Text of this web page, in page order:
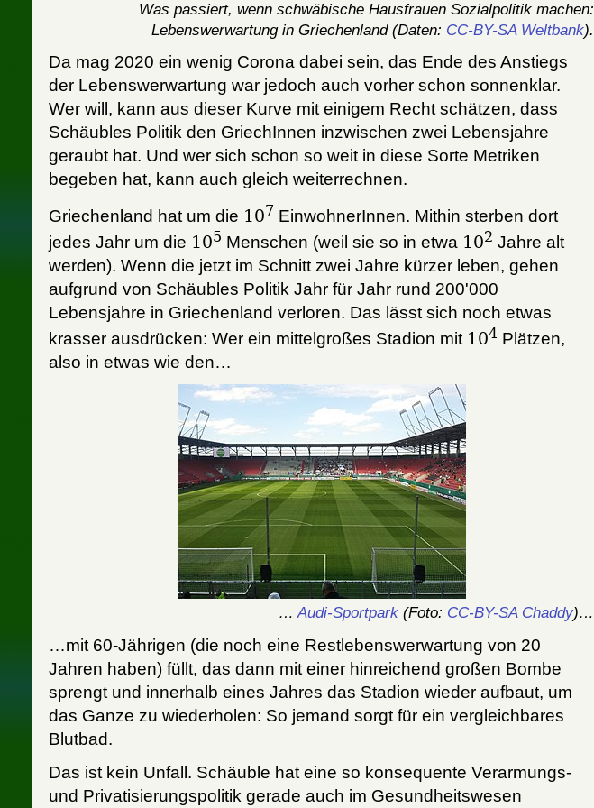
Was passiert, wenn schwäbische Hausfrauen Sozialpolitik machen:
Lebenswerwartung in Griechenland (Daten: CC-BY-SA Weltbank).
Da mag 2020 ein wenig Corona dabei sein, das Ende des Anstiegs
der Lebenswerwartung war jedoch auch vorher schon sonnenklar.
Wer will, kann aus dieser Kurve mit einigem Recht schätzen, dass
Schäubles Politik den GriechInnen inzwischen zwei Lebensjahre
geraubt hat. Und wer sich schon so weit in diese Sorte Metriken
begeben hat, kann auch gleich weiterrechnen.
Griechenland hat um die 107 EinwohnerInnen. Mithin sterben dort
jedes Jahr um die 105 Menschen (weil sie so in etwa 102 Jahre alt
werden). Wenn die jetzt im Schnitt zwei Jahre kürzer leben, gehen
aufgrund von Schäubles Politik Jahr für Jahr rund 200'000
Lebensjahre in Griechenland verloren. Das lässt sich noch etwas
krasser ausdrücken: Wer ein mittelgroßes Stadion mit 104 Plätzen,
also in etwas wie den…
…Audi-Sportpark(Foto: CC-BY-SA Chaddy)…
…mit 60-Jährigen (die noch eine Restlebenswerwartung von 20
Jahren haben) füllt, das dann mit einer hinreichend großen Bombe
sprengt und innerhalb eines Jahres das Stadion wieder aufbaut, um
das Ganze zu wiederholen: So jemand sorgt für ein vergleichbares
Blutbad.
Das ist kein Unfall. Schäuble hat eine so konsequente Verarmungs-
und Privatisierungspolitik gerade auch im Gesundheitswesen